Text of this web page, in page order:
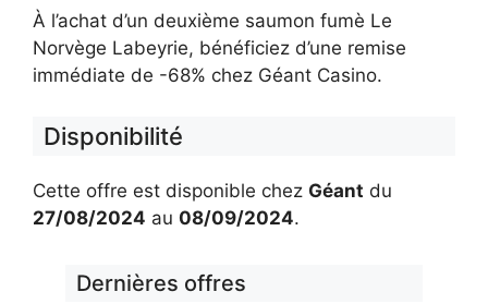
À l’achat d’un deuxième saumon fumè Le
Norvège Labeyrie, bénéficiez d’une remise
immédiate de -68% chez Géant Casino.
Disponibilité
Cette offre est disponible chez Géant du
27/08/2024 au 08/09/2024.
Dernières offres